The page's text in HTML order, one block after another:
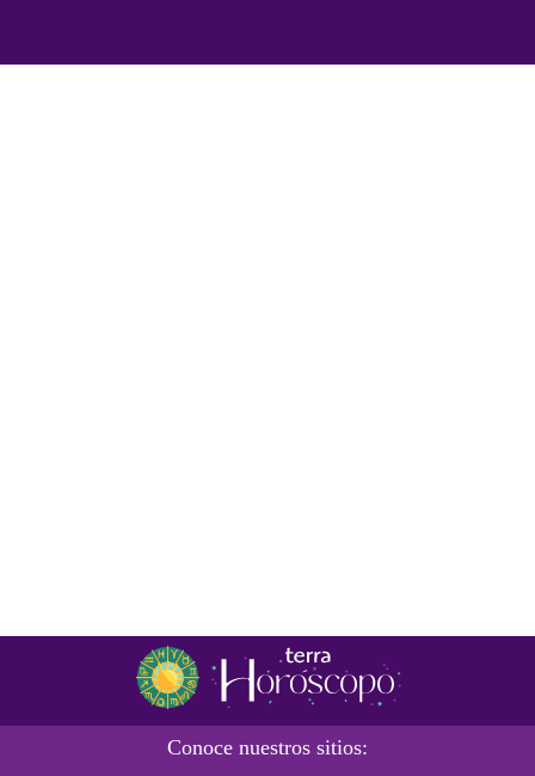
Conoce nuestros sitios: